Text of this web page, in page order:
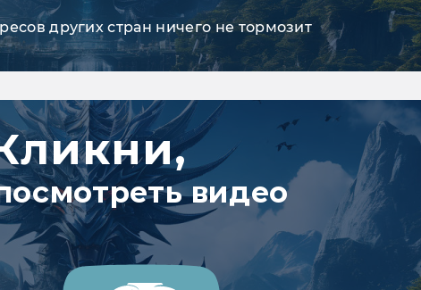
других стран ничего не тормозит
видео